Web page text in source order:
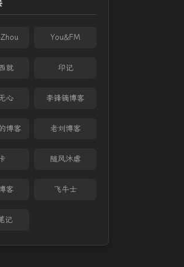
You&FM
就 印记
心 李锋镝博客
博客 老刘博客
随风沐虐
客 飞牛士
记